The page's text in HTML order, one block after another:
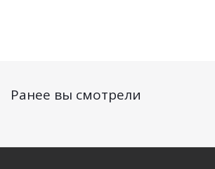
Ранее вы смотрели